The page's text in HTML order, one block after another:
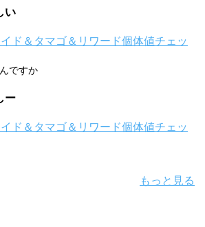
い
イド＆タマゴ＆リワード個体値チェッ
ですか
ー
イド＆タマゴ＆リワード個体値チェッ
もっと見る